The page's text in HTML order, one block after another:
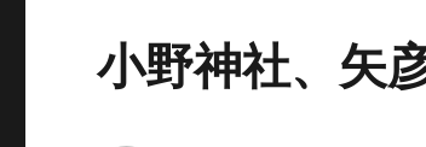
小野神社、矢